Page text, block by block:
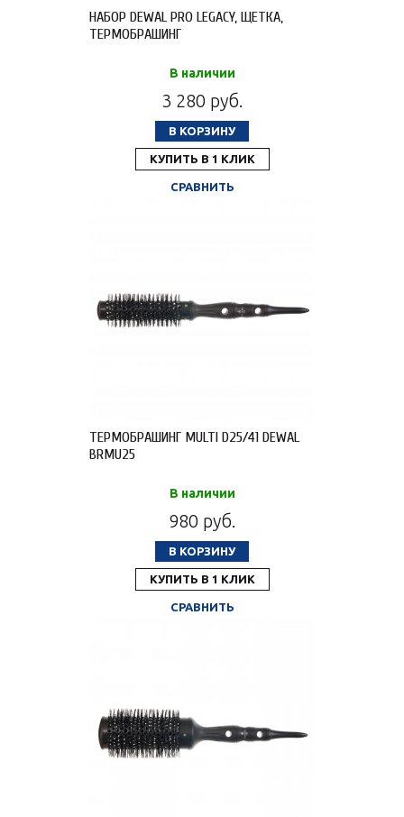
НАБОР DEWAL PRO LEGACY, ЩЕТКА,
ТЕРМОБРАШИНГ
В наличии
3 280 руб.
В КОРЗИНУ
КУПИТЬ В 1 КЛИК
СРАВНИТЬ
ТЕРМОБРАШИНГ MULTI D25/41 DEWAL
BRMU25
В наличии
980 руб.
В КОРЗИНУ
КУПИТЬ В 1 КЛИК
СРАВНИТЬ